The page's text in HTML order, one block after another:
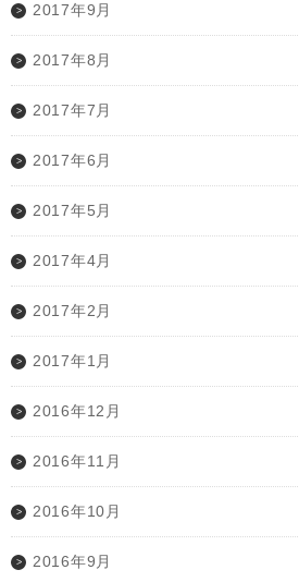
2017年9月
2017年8月
2017年7月
2017年6月
2017年5月
2017年4月
2017年2月
2017年1月
2016年12月
2016年11月
2016年10月
2016年9月